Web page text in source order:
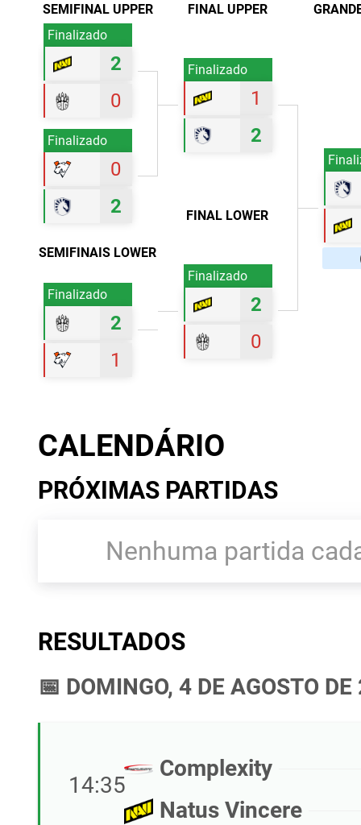
FINAL UPPER
Finalizado
1
2
FINAL LOWER
Finalizado
2
0
SEMIFINAL UPPER
Finalizado
2
0
Finalizado
0
2
SEMIFINAIS LOWER
Finalizado
2
1
CALENDÁRIO
PRÓXIMAS PARTIDAS
Nenhuma partida
RESULTADOS
📅 DOMINGO, 4 DE AGOSTO
14:35
Complexity
Natus Vincere